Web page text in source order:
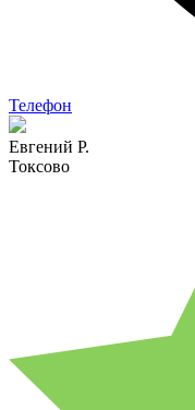
Телефон
Евгений Р.
Токсово